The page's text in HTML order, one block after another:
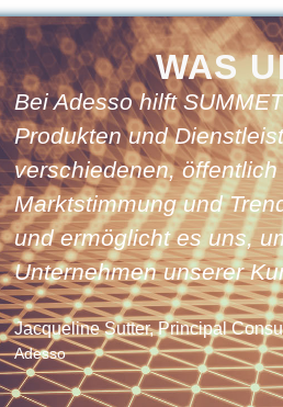
WAS
Bei Adesso hilft
Produkten und
verschiedenen,
Marktstimmung und
und ermöglicht es uns,
Unternehmen unserer
Jacqueline Sutter, Principal
Adesso